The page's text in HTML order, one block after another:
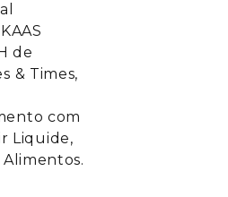
de
& Times,
com
Liquide,